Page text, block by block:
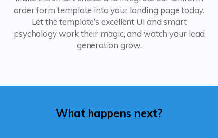
order form template into your landing page today.
Let the template’s excellent UI and smart
psychology work their magic, and watch your lead
generation grow.
What happens next?